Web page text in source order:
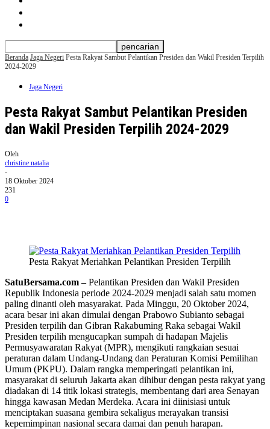
Beranda Jaga Negeri Pesta Rakyat Sambut Pelantikan Presiden dan Wakil Presiden Terpilih
2024-2029
Jaga Negeri
Pesta Rakyat Sambut Pelantikan Presiden
dan Wakil Presiden Terpilih 2024-2029
Oleh
christine natalia
-
18 Oktober 2024
231
0
Pesta Rakyat Meriahkan Pelantikan Presiden Terpilih
SatuBersama.com –Pelantikan Presiden dan Wakil Presiden
Republik Indonesia periode 2024-2029 menjadi salah satu momen
paling dinanti oleh masyarakat. Pada Minggu, 20 Oktober 2024,
acara besar ini akan dimulai dengan Prabowo Subianto sebagai
Presiden terpilih dan Gibran Rakabuming Raka sebagai Wakil
Presiden terpilih mengucapkan sumpah di hadapan Majelis
Permusyawaratan Rakyat (MPR), mengikuti rangkaian sesuai
peraturan dalam Undang-Undang dan Peraturan Komisi Pemilihan
Umum (PKPU). Dalam rangka memperingati pelantikan ini,
masyarakat di seluruh Jakarta akan dihibur dengan pesta rakyat yang
diadakan di 14 titik lokasi strategis, membentang dari area Senayan
hingga kawasan Medan Merdeka. Acara ini diinisiasi untuk
menciptakan suasana gembira sekaligus merayakan transisi
kepemimpinan nasional secara damai dan penuh harapan.